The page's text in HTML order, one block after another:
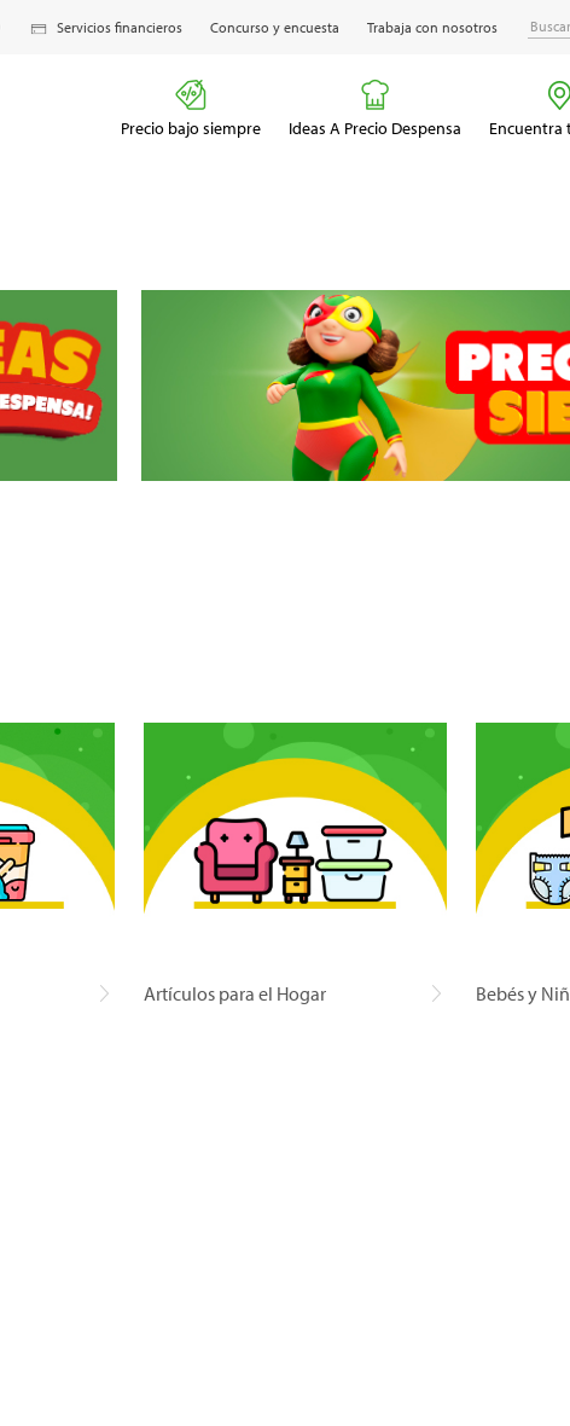
Servicios financieros Concurso y encuesta Trabaja con nosotros
Precio bajo siempre Ideas A Precio Despensa Encuentra
Artículos para el Hogar Bebés y